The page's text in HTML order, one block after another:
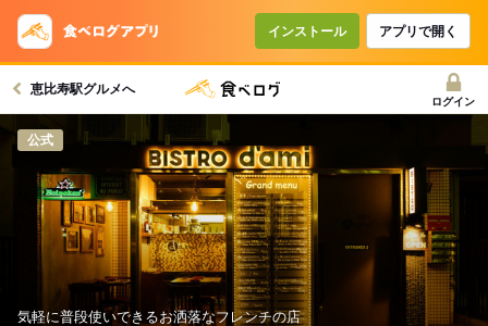
インストール アプリで開く
恵比寿駅グルメへ
ログイン
公式
気軽に普段使いできるお洒落なフレンチの店